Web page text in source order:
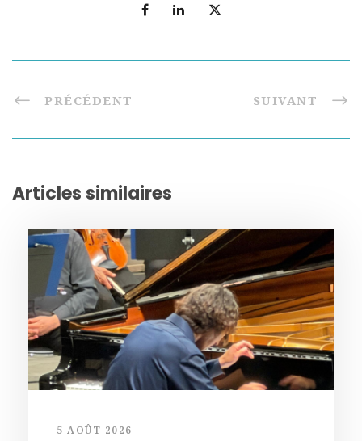
PRÉCÉDENT SUIVANT
Articles similaires
5 AOÛT 2026